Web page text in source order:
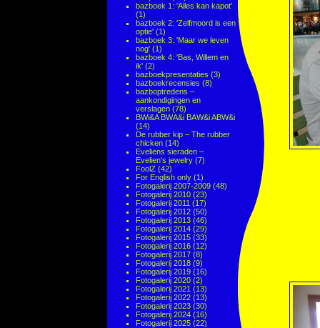
bazboek 1: 'Alles kan kapot'
(1)
bazboek 2: 'Zelfmoord is een
optie' (1)
bazboek 3: 'Maar we leven
nog' (1)
bazboek 4: 'Bas, Willem en
ik' (2)
bazboekpresentaties (3)
bazboekrecensies (8)
bazboptredens –
aankondigingen en
verslagen (78)
BWi&A BWA&i BAW&i ABW&i
(14)
De rubber kip – The rubber
chicken (14)
Eveliens sieraden –
Evelien's jewelry (7)
FoolZ (42)
For English only (1)
Fotogalerij 2007-2009 (48)
Fotogalerij 2010 (23)
Fotogalerij 2011 (17)
Fotogalerij 2012 (50)
Fotogalerij 2013 (46)
Fotogalerij 2014 (29)
Fotogalerij 2015 (33)
Fotogalerij 2016 (12)
Fotogalerij 2017 (8)
Fotogalerij 2018 (9)
Fotogalerij 2019 (16)
Fotogalerij 2020 (2)
Fotogalerij 2021 (13)
Fotogalerij 2022 (13)
Fotogalerij 2023 (30)
Fotogalerij 2024 (16)
Fotogalerij 2025 (22)